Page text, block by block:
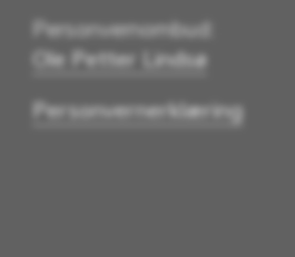
Personvernombud:
Ole Petter Lindsø
Personvernerklæring